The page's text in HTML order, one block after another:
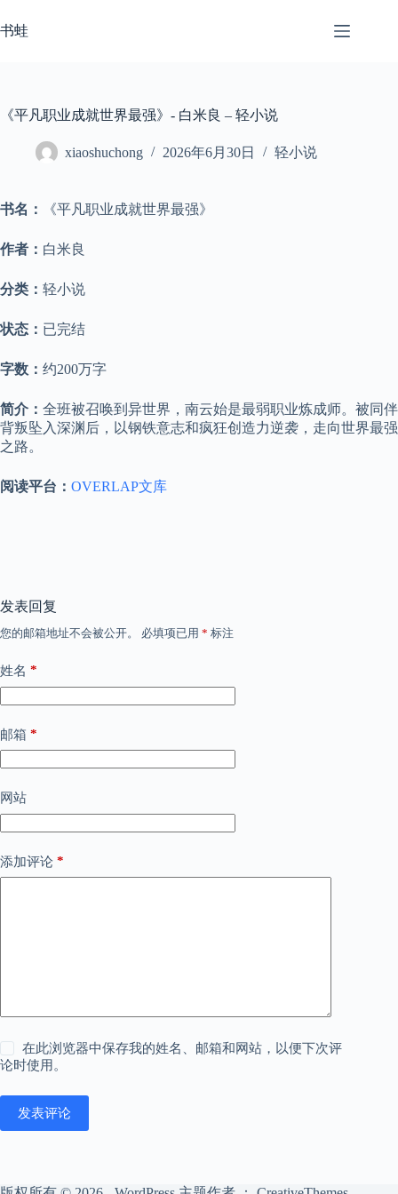
至
书蛙
《平凡职业成就世界最强》- 白米良 – 轻小说
xiaoshuchong 2026年6月30日 轻小说
书名： 《平凡职业成就世界最强》
作者： 白米良
分类： 轻小说
状态： 已完结
字数： 约200万字
简介： 全班被召唤到异世界，南云始是最弱职业炼成师。被同伴
背叛坠入深渊后，以钢铁意志和疯狂创造力逆袭，走向世界最强
之路。
阅读平台： OVERLAP文库
发表回复
您的邮箱地址不会被公开。 必填项已用 * 标注
姓名 *
邮箱 *
网站
添加评论 *
在此浏览器中保存我的姓名、邮箱和网站，以便下次评
论时使用。
发表评论